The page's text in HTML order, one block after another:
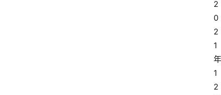
2
0
2
1
年
1
2